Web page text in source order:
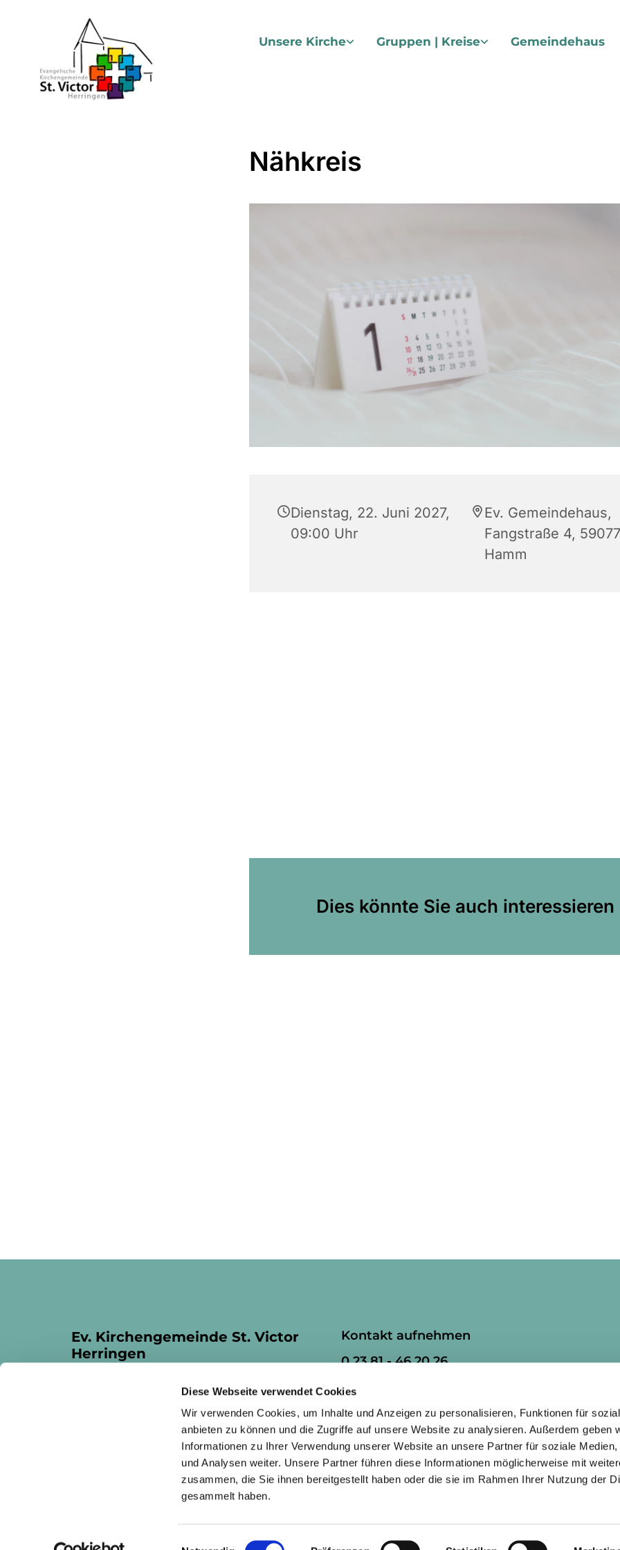
Diese Webseite verwendet Cookies
Wir verwenden Cookies, um Inhalte und Anzeigen zu personalisieren, Funktionen für
anbieten zu können und die Zugriffe auf unsere Website zu analysieren. Außerdem geben
Informationen zu Ihrer Verwendung unserer Website an unsere Partner für soziale Medien,
und Analysen weiter. Unsere Partner führen diese Informationen möglicherweise mit
zusammen, die Sie ihnen bereitgestellt haben oder die sie im Rahmen Ihrer Nutzung der
gesammelt haben.
Einwilligungsauswahl
Unsere Kirche Gruppen | Kreise Gemeindehaus
Nähkreis
Dienstag, 22. Juni 2027,
09:00 Uhr
Ev. Gemeindehaus,
Fangstraße 4, 59077
Hamm
Dies könnte Sie auch interessieren
Ev. Kirchengemeinde St. Victor
Herringen
Kontakt aufnehmen
0 23 81 - 46 20 26
ham-kg-herringen@kirchenkreis-